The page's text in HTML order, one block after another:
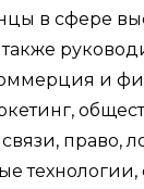
в сфере
и
право,
технологии,